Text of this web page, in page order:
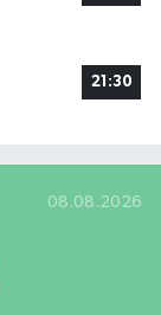
21:30
08.08.2026